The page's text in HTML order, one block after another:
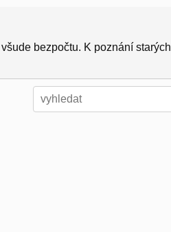
bezpočtu. K poznání starých